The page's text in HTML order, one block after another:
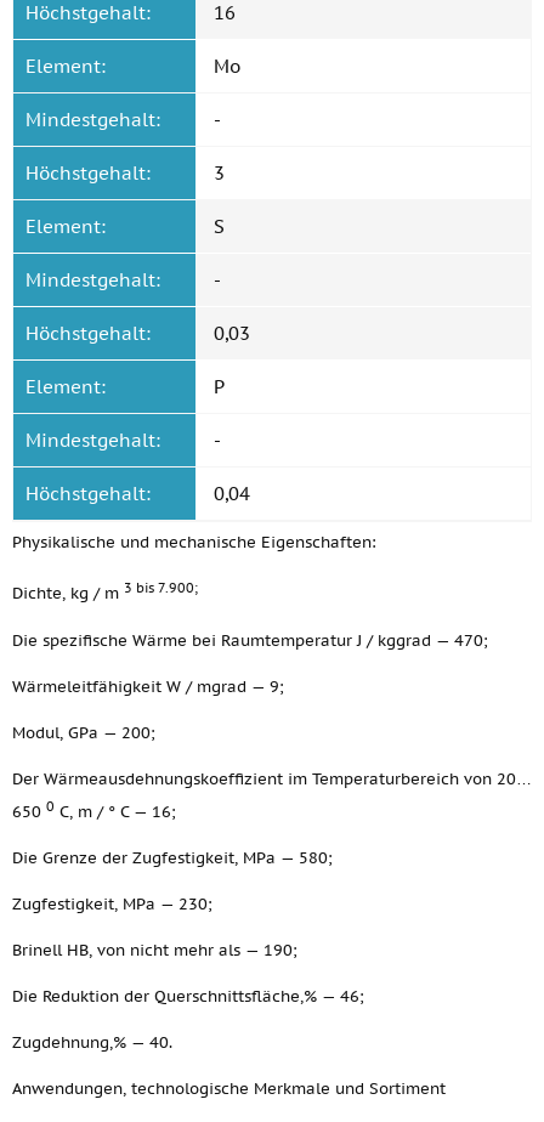
Höchstgehalt: 16
Element: Mo
Mindestgehalt: -
Höchstgehalt: 3
Element: S
Mindestgehalt: -
Höchstgehalt: 0,03
Element: P
Mindestgehalt: -
Höchstgehalt: 0,04
Physikalische und mechanische Eigenschaften:
Dichte, kg / m 3 bis 7.900;
Die spezifische Wärme bei Raumtemperatur J / kggrad — 470;
Wärmeleitfähigkeit W / mgrad — 9;
Modul, GPa — 200;
Der Wärmeausdehnungskoeffizient im Temperaturbereich von 20…
650 0 C, m / ° C — 16;
Die Grenze der Zugfestigkeit, MPa — 580;
Zugfestigkeit, MPa — 230;
Brinell HB, von nicht mehr als — 190;
Die Reduktion der Querschnittsfläche,% — 46;
Zugdehnung,% — 40.
Anwendungen, technologische Merkmale und Sortiment